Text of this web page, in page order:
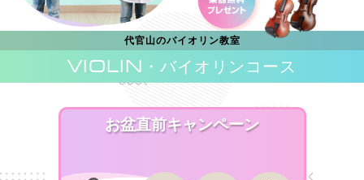
代官山のバイオリン教室
VIOLIN ・バイオリンコース
お盆直前キャンペーン